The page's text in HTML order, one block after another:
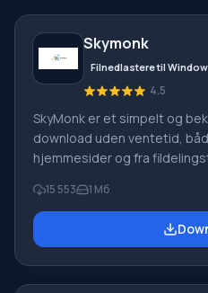
Skymonk
Filnedlastere til
4.5
SkyMonk er et simpelt og
download uden ventetid,
hjemmesider og fra
2.20 kan du downloade filer
fildelingstjeneste.
downloadtilstand fra
15 553 1 Мб